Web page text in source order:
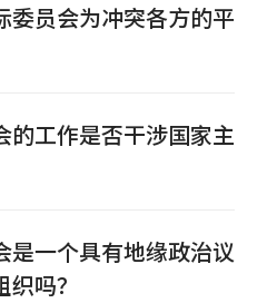
委员会为冲突各方的平
的工作是否干涉国家主
是一个具有地缘政治议
吗？